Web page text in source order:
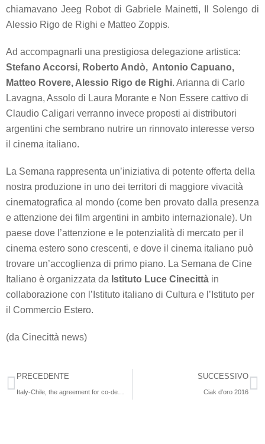
chiamavano Jeeg Robot di Gabriele Mainetti, Il Solengo di
Alessio Rigo de Righi e Matteo Zoppis.
Ad accompagnarli una prestigiosa delegazione artistica:
Stefano Accorsi, Roberto Andò, Antonio Capuano,
Matteo Rovere, Alessio Rigo de Righi. Arianna di Carlo
Lavagna, Assolo di Laura Morante e Non Essere cattivo di
Claudio Caligari verranno invece proposti ai distributori
argentini che sembrano nutrire un rinnovato interesse verso
il cinema italiano.
La Semana rappresenta un’iniziativa di potente offerta della
nostra produzione in uno dei territori di maggiore vivacità
cinematografica al mondo (come ben provato dalla presenza
e attenzione dei film argentini in ambito internazionale). Un
paese dove l’attenzione e le potenzialità di mercato per il
cinema estero sono crescenti, e dove il cinema italiano può
trovare un’accoglienza di primo piano. La Semana de Cine
Italiano è organizzata da Istituto Luce Cinecittà in
collaborazione con l’Istituto italiano di Cultura e l’Istituto per
il Commercio Estero.
(da Cinecittà news)
PRECEDENTE SUCCESSIVO
Ciak d’oro 2016